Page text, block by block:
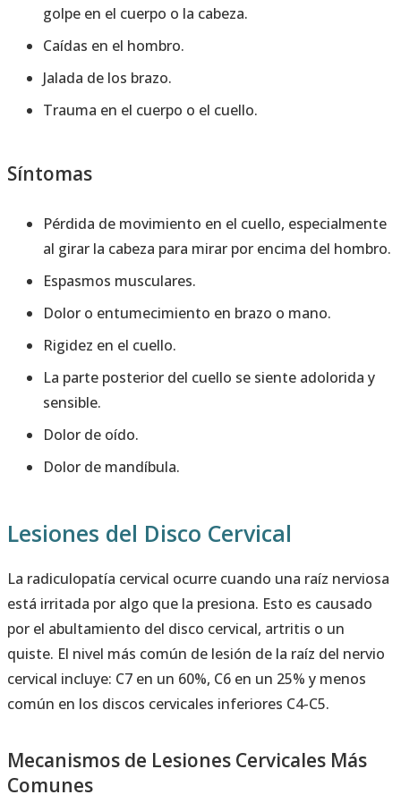
golpe en el cuerpo o la cabeza.
Caídas en el hombro.
Jalada de los brazo.
Trauma en el cuerpo o el cuello.
Síntomas
Pérdida de movimiento en el cuello, especialmente
al girar la cabeza para mirar por encima del hombro.
Espasmos musculares.
Dolor o entumecimiento en brazo o mano.
Rigidez en el cuello.
La parte posterior del cuello se siente adolorida y
sensible.
Dolor de oído.
Dolor de mandíbula.
Lesiones del Disco Cervical
La radiculopatía cervical ocurre cuando una raíz nerviosa
está irritada por algo que la presiona. Esto es causado
por el abultamiento del disco cervical, artritis o un
quiste. El nivel más común de lesión de la raíz del nervio
cervical incluye: C7 en un 60%, C6 en un 25% y menos
común en los discos cervicales inferiores C4-C5.
Mecanismos de Lesiones Cervicales Más
Comunes